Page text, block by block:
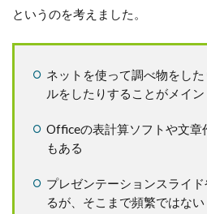
というのを考えました。
ネットを使って調べ物をし
ルをしたりすることがメイン
Officeの表計算ソフトや文章
もある
プレゼンテーションスライ
るが、そこまで頻繁ではない